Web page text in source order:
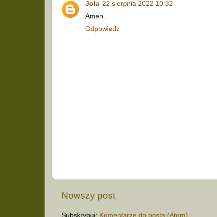
Jola 22 sierpnia 2022 10:32
Amen.
Odpowiedz
Nowszy post
Subskrybuj: Komentarze do posta (Atom)